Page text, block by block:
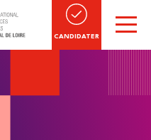
CANDIDATER